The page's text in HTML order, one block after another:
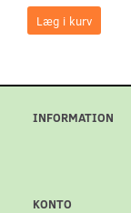
Læg i kurv
INFORMATION
KONTO